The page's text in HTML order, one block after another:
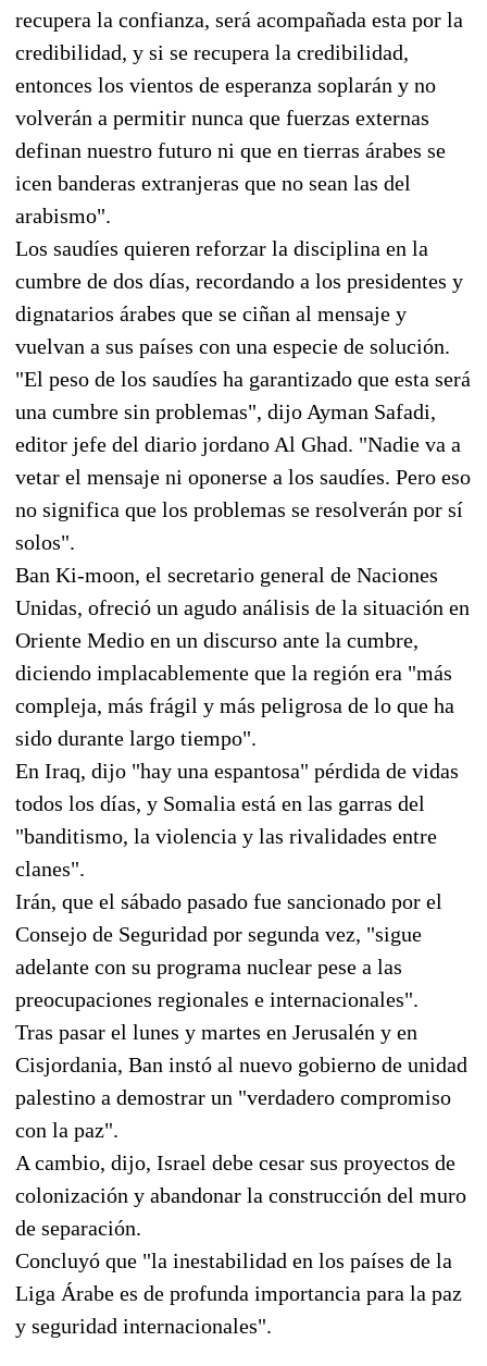
recupera la confianza, será acompañada esta por la
credibilidad, y si se recupera la credibilidad,
entonces los vientos de esperanza soplarán y no
volverán a permitir nunca que fuerzas externas
definan nuestro futuro ni que en tierras árabes se
icen banderas extranjeras que no sean las del
arabismo".
Los saudíes quieren reforzar la disciplina en la
cumbre de dos días, recordando a los presidentes y
dignatarios árabes que se ciñan al mensaje y
vuelvan a sus países con una especie de solución.
"El peso de los saudíes ha garantizado que esta será
una cumbre sin problemas", dijo Ayman Safadi,
editor jefe del diario jordano Al Ghad. "Nadie va a
vetar el mensaje ni oponerse a los saudíes. Pero eso
no significa que los problemas se resolverán por sí
solos".
Ban Ki-moon, el secretario general de Naciones
Unidas, ofreció un agudo análisis de la situación en
Oriente Medio en un discurso ante la cumbre,
diciendo implacablemente que la región era "más
compleja, más frágil y más peligrosa de lo que ha
sido durante largo tiempo".
En Iraq, dijo "hay una espantosa" pérdida de vidas
todos los días, y Somalia está en las garras del
"banditismo, la violencia y las rivalidades entre
clanes".
Irán, que el sábado pasado fue sancionado por el
Consejo de Seguridad por segunda vez, "sigue
adelante con su programa nuclear pese a las
preocupaciones regionales e internacionales".
Tras pasar el lunes y martes en Jerusalén y en
Cisjordania, Ban instó al nuevo gobierno de unidad
palestino a demostrar un "verdadero compromiso
con la paz".
A cambio, dijo, Israel debe cesar sus proyectos de
colonización y abandonar la construcción del muro
de separación.
Concluyó que "la inestabilidad en los países de la
Liga Árabe es de profunda importancia para la paz
y seguridad internacionales".